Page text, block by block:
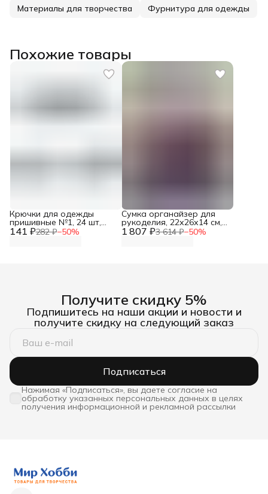
Материалы для творчества Фурнитура для одежды
Похожие товары
141 ₽282 ₽−50%
Крючки для одежды
пришивные №1, 24 шт,
Айрис 1 807 ₽3 614 ₽−50%
Сумка органайзер для
рукоделия, 22х26х14 см,
Hobby&Pro
Получите скидку 5%
Подпишитесь на наши акции и новости и
получите скидку на следующий заказ
Подписаться
Нажимая «Подписаться», вы даете согласие на
обработку указанных персональных данных в целях
получения информационной и рекламной рассылки